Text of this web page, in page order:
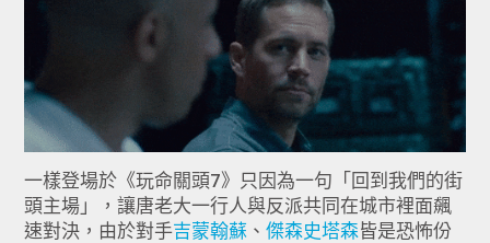
一樣登場於《玩命關頭7》只因為一句「回到我們的街
頭主場」，讓唐老大一行人與反派共同在城市裡面飆
速對決，由於對手吉蒙翰蘇 、傑森史塔森皆是恐怖份